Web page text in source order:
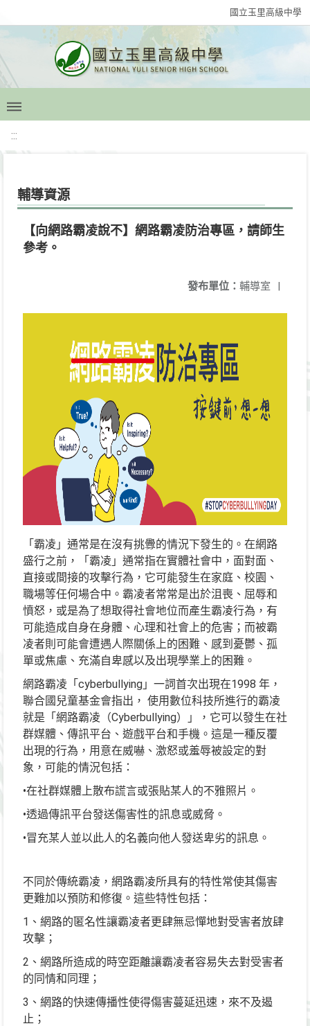
國立玉里高級中學
:::
輔導資源
【向網路霸凌說不】網路霸凌防治專區，請師生
參考。
發布單位： 輔導室 |
「霸凌」通常是在沒有挑釁的情況下發生的。在網路
盛行之前，「霸凌」通常指在實體社會中，面對面、
直接或間接的攻擊行為，它可能發生在家庭、校園、
職場等任何場合中。霸凌者常常是出於沮喪、屈辱和
憤怒，或是為了想取得社會地位而產生霸凌行為，有
可能造成自身在身體、心理和社會上的危害；而被霸
凌者則可能會遭遇人際關係上的困難、感到憂鬱、孤
單或焦慮、充滿自卑感以及出現學業上的困難。
網路霸凌「cyberbullying」一詞首次出現在1998 年，
聯合國兒童基金會指出， 使用數位科技所進行的霸凌
就是「網路霸凌（Cyberbullying）」，它可以發生在社
群媒體、傳訊平台、遊戲平台和手機。這是一種反覆
出現的行為，用意在威嚇、激怒或羞辱被設定的對
象，可能的情況包括：
•在社群媒體上散布謊言或張貼某人的不雅照片。
•透過傳訊平台發送傷害性的訊息或威脅。
•冒充某人並以此人的名義向他人發送卑劣的訊息。
不同於傳統霸凌，網路霸凌所具有的特性常使其傷害
更難加以預防和修復。這些特性包括：
1、網路的匿名性讓霸凌者更肆無忌憚地對受害者放肆
攻擊；
2、網路所造成的時空距離讓霸凌者容易失去對受害者
的同情和同理；
3、網路的快速傳播性使得傷害蔓延迅速，來不及遏
止；